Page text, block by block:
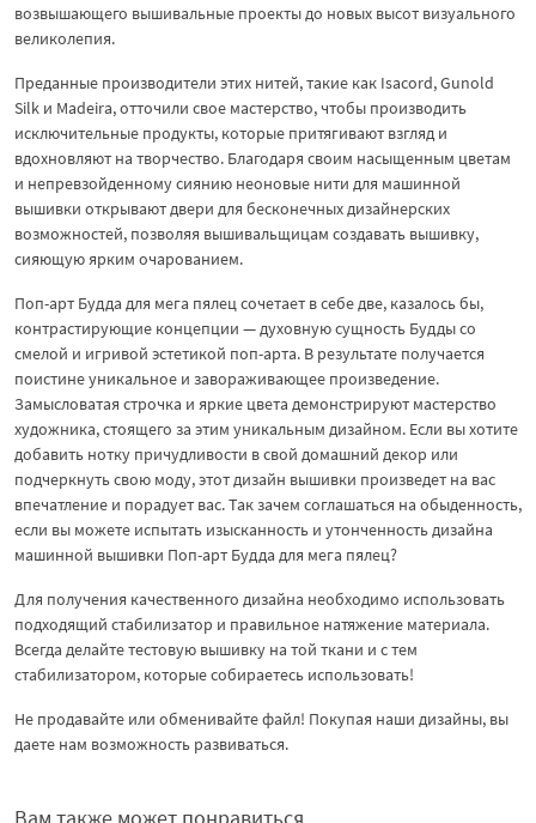
возвышающего вышивальные проекты до новых высот визуального
великолепия.
Преданные производители этих нитей, такие как Isacord, Gunold
Silk и Madeira, отточили свое мастерство, чтобы производить
исключительные продукты, которые притягивают взгляд и
вдохновляют на творчество. Благодаря своим насыщенным цветам
и непревзойденному сиянию неоновые нити для машинной
вышивки открывают двери для бесконечных дизайнерских
возможностей, позволяя вышивальщицам создавать вышивку,
сияющую ярким очарованием.
Поп-арт Будда для мега пялец сочетает в себе две, казалось бы,
контрастирующие концепции — духовную сущность Будды со
смелой и игривой эстетикой поп-арта. В результате получается
поистине уникальное и завораживающее произведение.
Замысловатая строчка и яркие цвета демонстрируют мастерство
художника, стоящего за этим уникальным дизайном. Если вы хотите
добавить нотку причудливости в свой домашний декор или
подчеркнуть свою моду, этот дизайн вышивки произведет на вас
впечатление и порадует вас. Так зачем соглашаться на обыденность,
если вы можете испытать изысканность и утонченность дизайна
машинной вышивки Поп-арт Будда для мега пялец?
Для получения качественного дизайна необходимо использовать
подходящий стабилизатор и правильное натяжение материала.
Всегда делайте тестовую вышивку на той ткани и с тем
стабилизатором, которые собираетесь использовать!
Не продавайте или обменивайте файл! Покупая наши дизайны, вы
даете нам возможность развиваться.
Вам также может понравиться